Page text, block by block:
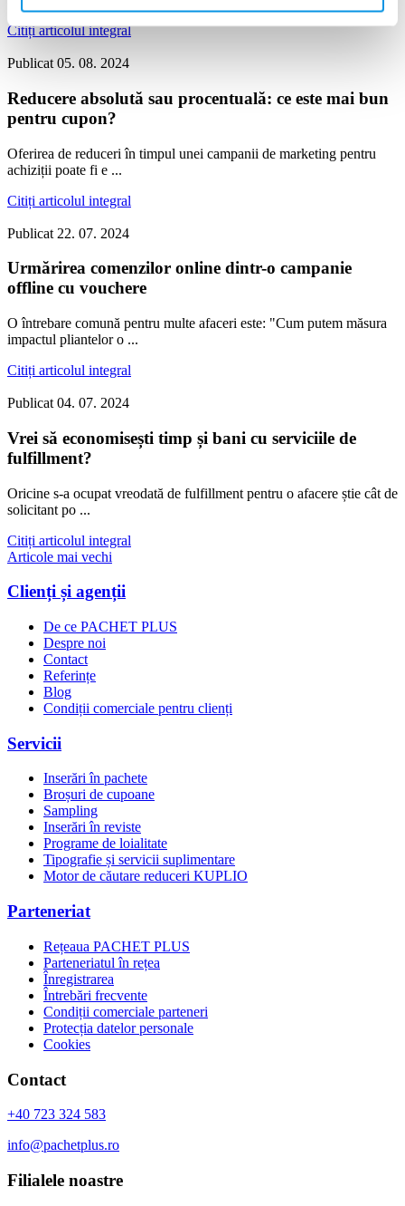
Citiți articolul integral
Publicat 05. 08. 2024
Reducere absolută sau procentuală: ce este mai bun
pentru cupon?
Oferirea de reduceri în timpul unei campanii de marketing pentru
achiziții poate fi e ...
Citiți articolul integral
Publicat 22. 07. 2024
Urmărirea comenzilor online dintr-o campanie
offline cu vouchere
O întrebare comună pentru multe afaceri este: "Cum putem măsura
impactul pliantelor o ...
Citiți articolul integral
Publicat 04. 07. 2024
Vrei să economisești timp și bani cu serviciile de
fulfillment?
Oricine s-a ocupat vreodată de fulfillment pentru o afacere știe cât de
solicitant po ...
Citiți articolul integral
Articole mai vechi
Clienți și agenții
De ce PACHET PLUS
Despre noi
Contact
Referințe
Blog
Condiții comerciale pentru clienți
Servicii
Inserări în pachete
Broșuri de cupoane
Sampling
Inserări în reviste
Programe de loialitate
Tipografie și servicii suplimentare
Motor de căutare reduceri KUPLIO
Parteneriat
Rețeaua PACHET PLUS
Parteneriatul în rețea
Înregistrarea
Întrebări frecvente
Condiții comerciale parteneri
Protecția datelor personale
Cookies
Contact
+40 723 324 583
info@pachetplus.ro
Filialele noastre